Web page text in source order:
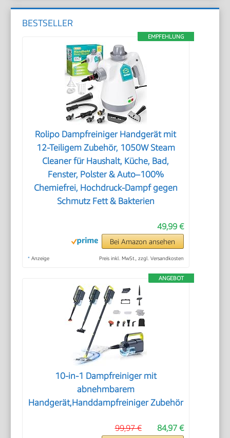
BESTSELLER
EMPFEHLUNG
Rolipo Dampfreiniger Handgerät mit
12-Teiligem Zubehör, 1050W Steam
Cleaner für Haushalt, Küche, Bad,
Fenster, Polster & Auto–100%
Chemiefrei, Hochdruck-Dampf gegen
Schmutz Fett & Bakterien
49,99 €
Bei Amazon ansehen
* Anzeige Preis inkl. MwSt., zzgl. Versandkosten
ANGEBOT
10-in-1 Dampfreiniger mit
abnehmbarem
Handgerät,Handdampfreiniger Zubehör
84,97 €
99,97 €